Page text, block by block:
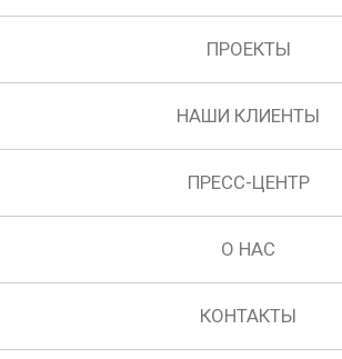
ПРОЕКТЫ
НАШИ КЛИЕНТЫ
ПРЕСС-ЦЕНТР
О НАС
КОНТАКТЫ